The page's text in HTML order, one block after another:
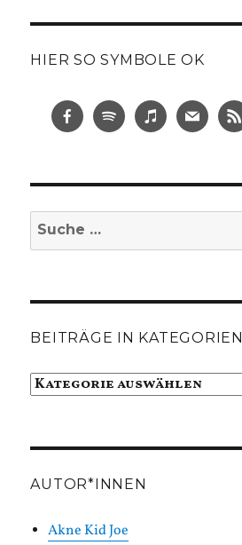
HIER SO SYMBOLE OK
Suche
nach:
BEITRÄGE IN KATEGORIEN
Beiträge
AUTOR*INNEN
Akne Kid Joe